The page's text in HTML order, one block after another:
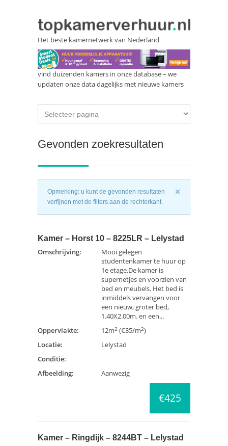
Het beste kamernetwerk van Nederland
vind duizenden kamers in onze database – we
updaten onze data dagelijks met nieuwe kamers
Gevonden zoekresultaten
Opmerking: u kunt de gevonden resultaten
verfijnen met de filters aan de rechterkant.
Kamer – Horst 10 – 8225LR – Lelystad
Omschrijving:
Mooi gelegen
studentenkamer te huur op
1e etage.De kamer is
supernetjes en voorzien van
bed en meubels. Het bed is
inmiddels vervangen voor
een nieuw, groter bed,
1.40X2.00m. en een...
Oppervlakte:
12m2 (€35/m2)
Locatie:
Lelystad
Conditie:
Afbeelding:
Aanwezig
€425
Kamer – Ringdijk – 8244BT – Lelystad